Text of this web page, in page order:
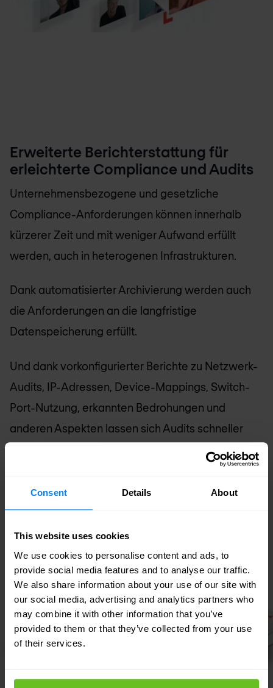
Consent Details About
This website uses cookies
We use cookies to personalise content and ads, to
provide social media features and to analyse our traffic.
We also share information about your use of our site with
our social media, advertising and analytics partners who
may combine it with other information that you’ve
provided to them or that they’ve collected from your use
of their services.
Erweiterte Berichterstattung für
erleichterte Compliance und Audits
Unternehmensbezogene und gesetzliche
Compliance-Anforderungen können innerhalb
kürzerer Zeit und mit weniger Aufwand erfüllt
werden, auch in heterogenen Infrastrukturen.
Dank automatisierter Archivierung werden auch
die Anforderungen an die langfristige
Datenspeicherung erfüllt.
Und dank vorkonfigurierter Berichte zu Netzwerk-
Audits, IP-Adressen, Device-Mappings, Switch-
Port-Nutzung, erkannten Bedrohungen und
anderen Aspekten lassen sich Audits schneller